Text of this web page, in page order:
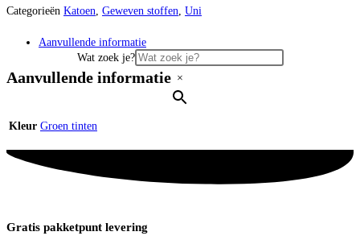
Wat zoek je?
×
Categorieën Katoen, Geweven stoffen, Uni
Aanvullende informatie
Aanvullende informatie
Kleur Groen tinten
Gratis pakketpunt levering